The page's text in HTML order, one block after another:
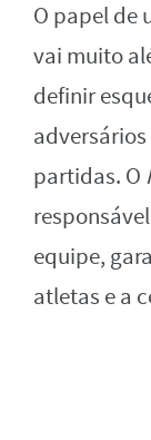
O papel de
vai muito
definir
partidas. O
equipe,
atletas e a